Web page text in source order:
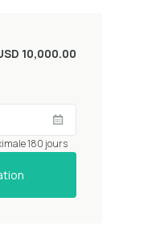
10,000.00
180 jours